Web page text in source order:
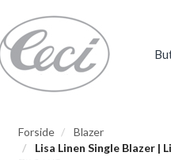
Forside
Blazer
Lisa Linen Single Blazer |